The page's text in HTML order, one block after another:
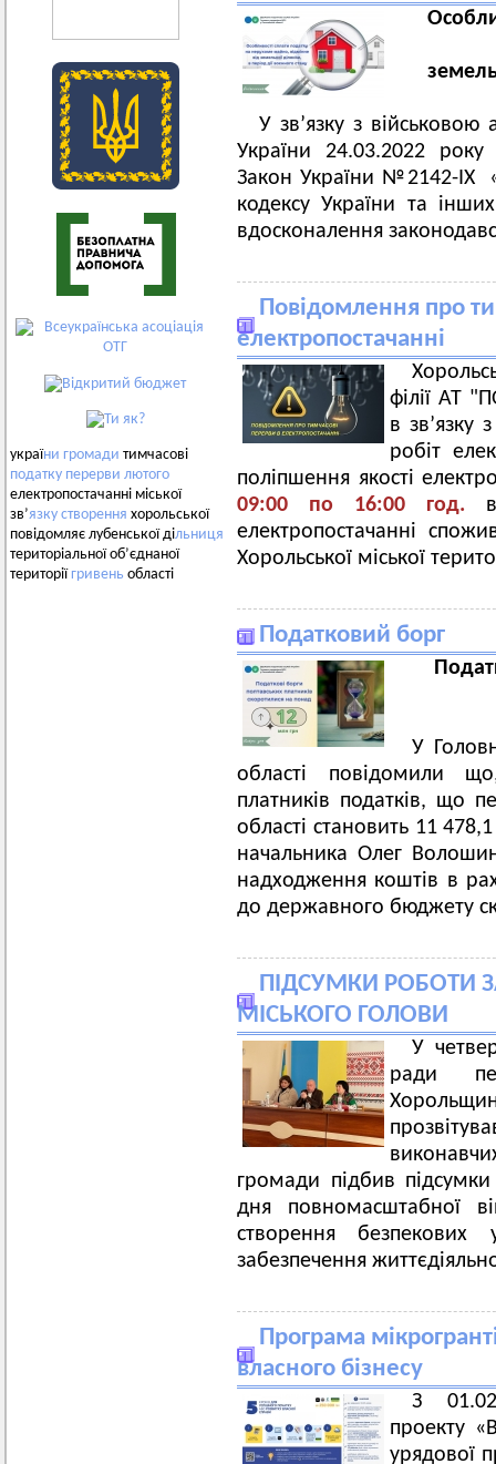
україни громади тимчасові
податку перерви лютого
електропостачанні міської
зв’язку створення хорольської
повідомляє лубенської дільниця
територіальної об’єднаної
територіїгривень області
У зв’язку з військовою
України 24.03.2022
Закон України №2142-IX
кодексу України та
вдосконалення
Повідомлення про
електропостачанні
філії АТ
в зв’язку
робіт
поліпшення якості
09:00 по 16:00 год.
електропостачанні
Хорольської міської
Податковий борг
У
області повідомили
платників податків, що
області становить 11
начальника Олег
надходження коштів в
до державного бюджету
ПІДСУМКИ РОБОТИ
МІСЬКОГО ГОЛОВИ
У
ради
громади підбив
дня повномасштабної
створення
забезпечення
Програма
власного бізнесу
З
проекту
урядової